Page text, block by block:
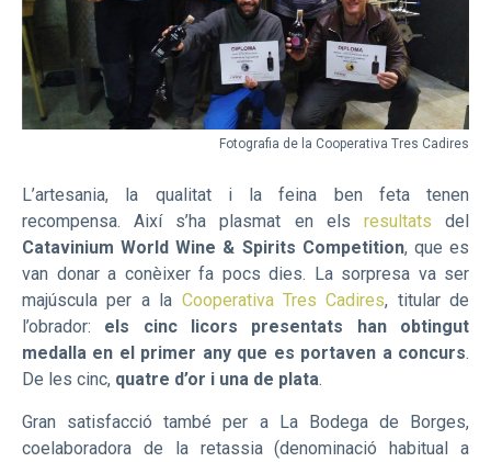
Fotografia de la Cooperativa Tres Cadires
L’artesania, la qualitat i la feina ben feta tenen
recompensa. Així s’ha plasmat en els resultats del
Catavinium World Wine & Spirits Competition, que es
van donar a conèixer fa pocs dies. La sorpresa va ser
majúscula per a la Cooperativa Tres Cadires, titular de
l’obrador: els cinc licors presentats han obtingut
medalla en el primer any que es portaven a concurs.
De les cinc, quatre d’or i una de plata.
Gran satisfacció també per a La Bodega de Borges,
coelaboradora de la retassia (denominació habitual a